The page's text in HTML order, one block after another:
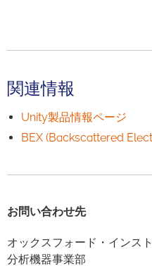
関連情報
Unity製品情報ページ
BEX (Backscattered
お問い合わせ先
オックスフォード・インス
分析機器事業部